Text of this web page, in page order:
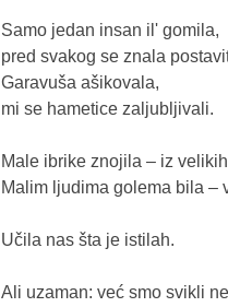
Samo jedan insan il' gomila,
pred svakog se znala
Garavuša ašikovala,
mi se hametice zaljubljivali.
Male ibrike znojila – iz
Malim ljudima golema bila –
Učila nas šta je istilah.
Ali uzaman: već smo svikli